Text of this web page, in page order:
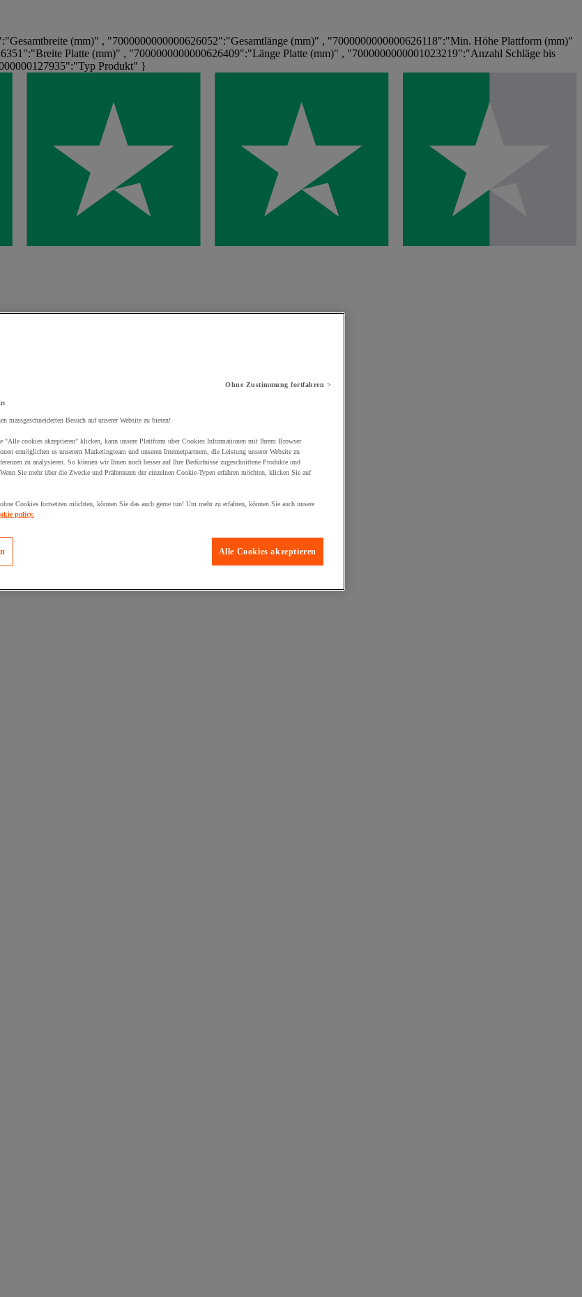
(mm)" , "7000000000000626052":"Gesamtlänge (mm)" , "7000000000000626118":"Min. Höhe Plattform (mm)"
Platte (mm)" , "7000000000000626409":"Länge Platte (mm)" , "7000000000001023219":"Anzahl Schläge bis
Produkt" }
hinzugefügt:
Ohne Zustimmung fortfahren >
massgeschneiderten Besuch auf unserer Website zu bieten!
"Alle cookies akzeptieren" klicken, kann unsere Plattform über Cookies Informationen mit Ihrem Browser
ermöglichen es unserem Marketingteam und unseren Internetpartnern, die Leistung unserer Website zu
zu analysieren. So können wir Ihnen noch besser auf Ihre Bedürfnisse zugeschnittene Produkte und
Sie mehr über die Zwecke und Präferenzen der einzelnen Cookie-Typen erfahren möchten, klicken Sie auf
Cookies fortsetzen möchten, können Sie das auch gerne tun! Um mehr zu erfahren, können Sie auch unsere
policy.
Alle Cookies akzeptieren